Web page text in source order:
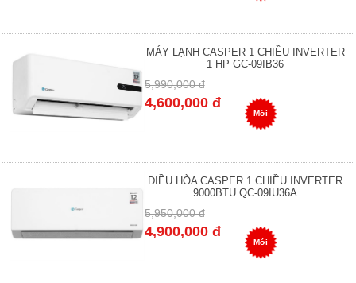
MÁY LẠNH CASPER 1 CHIỀU INVERTER
1 HP GC-09IB36
5,990,000 đ
4,600,000 đ
Mới
ĐIỀU HÒA CASPER 1 CHIỀU INVERTER
9000BTU QC-09IU36A
5,950,000 đ
4,900,000 đ
Mới